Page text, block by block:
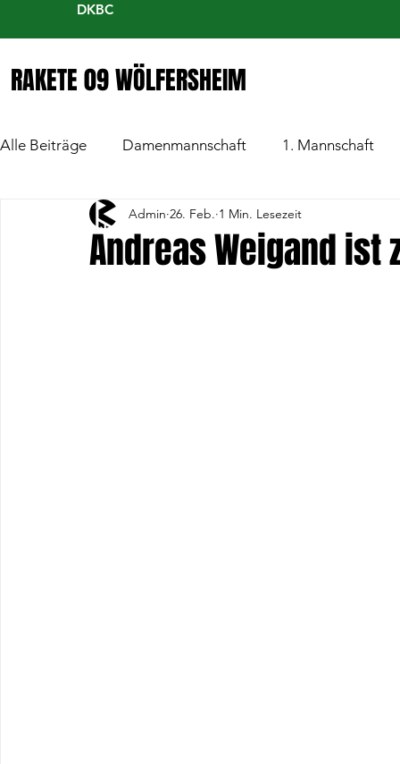
DKBC
RAKETE 09 WÖLFERSHEIM
Alle Beiträge Damenmannschaft 1. Mannschaft
Andreas Weigand
Admin 26. Feb. 1 Min. Lesezeit